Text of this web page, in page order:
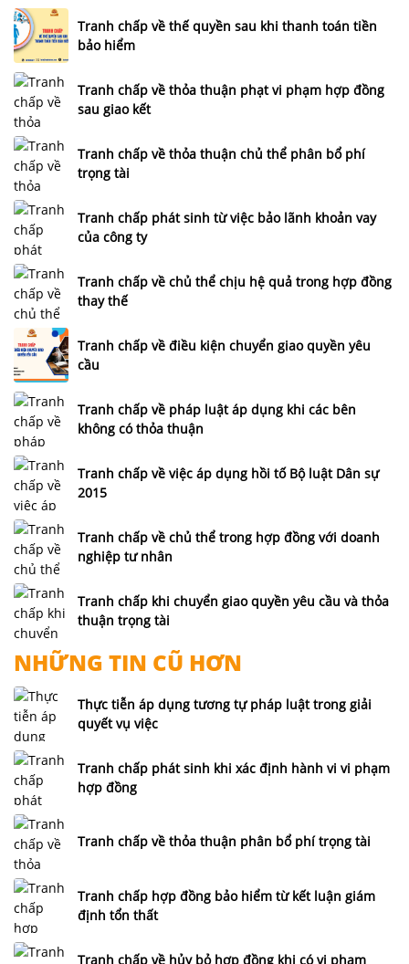
Tranh chấp về thế quyền sau khi thanh toán tiền
bảo hiểm
Tranh chấp về thỏa thuận phạt vi phạm hợp đồng
sau giao kết
Tranh chấp về thỏa thuận chủ thể phân bổ phí
trọng tài
Tranh chấp phát sinh từ việc bảo lãnh khoản vay
của công ty
Tranh chấp về chủ thể chịu hệ quả trong hợp đồng
thay thế
Tranh chấp về điều kiện chuyển giao quyền yêu
cầu
Tranh chấp về pháp luật áp dụng khi các bên
không có thỏa thuận
Tranh chấp về việc áp dụng hồi tố Bộ luật Dân sự
2015
Tranh chấp về chủ thể trong hợp đồng với doanh
nghiệp tư nhân
Tranh chấp khi chuyển giao quyền yêu cầu và thỏa
thuận trọng tài
NHỮNG TIN CŨ HƠN
Thực tiễn áp dụng tương tự pháp luật trong giải
quyết vụ việc
Tranh chấp phát sinh khi xác định hành vi vi phạm
hợp đồng
Tranh chấp về thỏa thuận phân bổ phí trọng tài
Tranh chấp hợp đồng bảo hiểm từ kết luận giám
định tổn thất
Tranh chấp về hủy bỏ hợp đồng khi có vi phạm